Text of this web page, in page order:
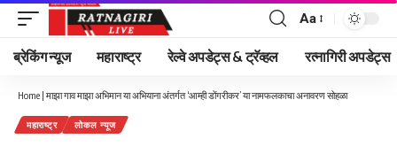
Font
Resizer
Aa
ब्रेकिंग न्यूज महाराष्ट्र रेल्वे अपडेट्स & ट्रॅव्हल रत्नागिरी अपडेट्स
Home | माझा गाव माझा अभिमान या अभियाना अंतर्गत ‘आम्ही डोंगरीकर’ या नामफलकाचा अनावरण सोहळा
महाराष्ट्र लोकल न्यूज